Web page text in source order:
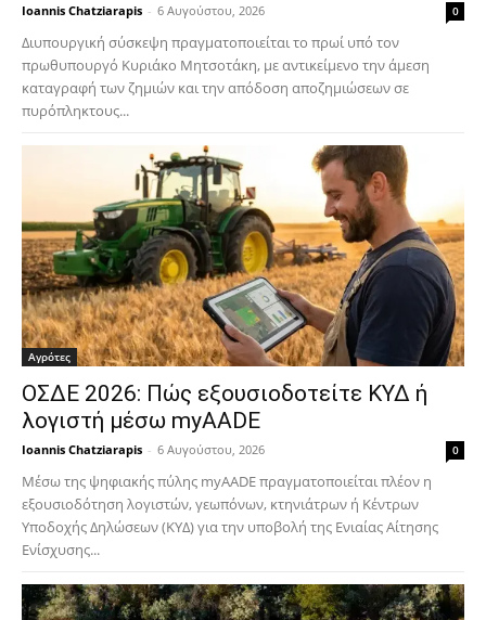
Ioannis Chatziarapis - 6 Αυγούστου, 2026 0
Διυπουργική σύσκεψη πραγματοποιείται το πρωί υπό τον
πρωθυπουργό Κυριάκο Μητσοτάκη, με αντικείμενο την άμεση
καταγραφή των ζημιών και την απόδοση αποζημιώσεων σε
πυρόπληκτους...
Αγρότες
ΟΣΔΕ 2026: Πώς εξουσιοδοτείτε ΚΥΔ ή
λογιστή μέσω myAADE
Ioannis Chatziarapis - 6 Αυγούστου, 2026 0
Μέσω της ψηφιακής πύλης myAADE πραγματοποιείται πλέον η
εξουσιοδότηση λογιστών, γεωπόνων, κτηνιάτρων ή Κέντρων
Υποδοχής Δηλώσεων (ΚΥΔ) για την υποβολή της Ενιαίας Αίτησης
Ενίσχυσης...